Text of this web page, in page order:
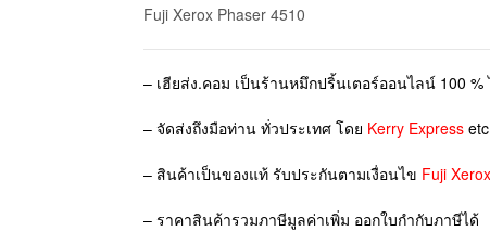
Fuji Xerox Phaser 4510
– เฮียส่ง.คอม เป็นร้านหมึกปริ้นเตอร์ออนไลน์ 100
– จัดส่งถึงมือท่าน ทั่วประเทศ โดย Kerry Express
– สินค้าเป็นของแท้ รับประกันตามเงื่อนไข Fuji Xerox
– ราคาสินค้ารวมภาษีมูลค่าเพิ่ม ออกใบกำกับภาษีได้